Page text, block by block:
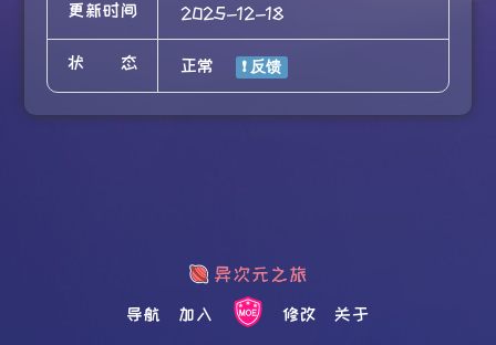
更新时间 2025-12-18
状态 正常
导航 加入 修改 关于